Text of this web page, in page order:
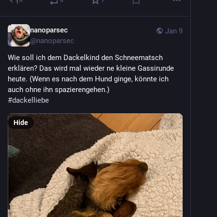
Jan 9
nanoparsec
@nanoparsec
Wie soll ich dem Dackelkind den Schneematsch
erklären? Das wird mal wieder ne kleine Gassirunde
heute. (Wenn es nach dem Hund ginge, könnte ich
auch ohne ihn spazierengehen.)
#dackelliebe
Hide